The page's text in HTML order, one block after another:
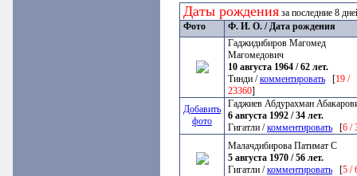
Даты рождения за последние 8
Фото
Ф. И. О. / Дата рождения
Гаджидибиров Магомед
Магомедович
10 августа 1964 / 62 лет.
Тинди /комментировать [19 /
23360]
Добавить
фото
Гаджиев Абдурахман
6 августа 1992 / 34 лет.
Гигатли /комментировать [6 /
Малачдибирова Патимат С
5 августа 1970 / 56 лет.
Гигатли /комментировать [5 /